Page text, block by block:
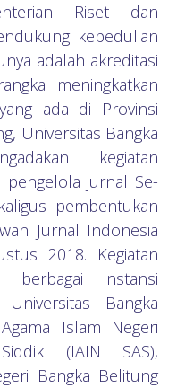
Riset dan
kepedulian
adalah akreditasi
meningkatkan
ada di Provinsi
Universitas Bangka
kegiatan
pengelola jurnal Se-
pembentukan
Jurnal Indonesia
2018. Kegiatan
instansi
Universitas Bangka
Islam Negeri
(IAIN SAS),
Bangka Belitung